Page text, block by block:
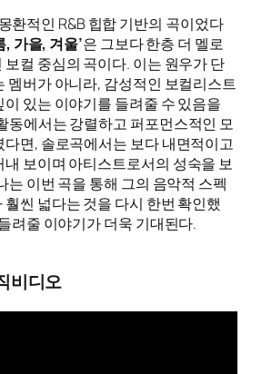
환적인 R&B 힙합 기반의 곡이었다
, 가을, 겨울’은 그보다 한층 더 멜로
컬 중심의 곡이다. 이는 원우가 단
멤버가 아니라, 감성적인 보컬리스트
있는 이야기를 들려줄 수 있음을
동에서는 강렬하고 퍼포먼스적인 모
다면, 솔로곡에서는 보다 내면적이고
내 보이며 아티스트로서의 성숙을 보
는 이번 곡을 통해 그의 음악적 스펙
씬 넓다는 것을 다시 한번 확인했
려줄 이야기가 더욱 기대된다.
비디오